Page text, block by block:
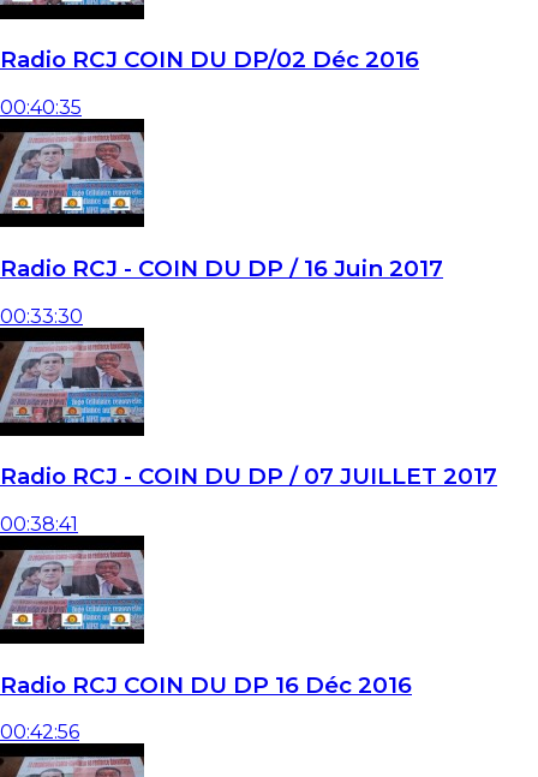
Radio RCJ COIN DU DP/02 Déc 2016
00:40:35
Radio RCJ - COIN DU DP / 16 Juin 2017
00:33:30
Radio RCJ - COIN DU DP / 07 JUILLET 2017
00:38:41
Radio RCJ COIN DU DP 16 Déc 2016
00:42:56